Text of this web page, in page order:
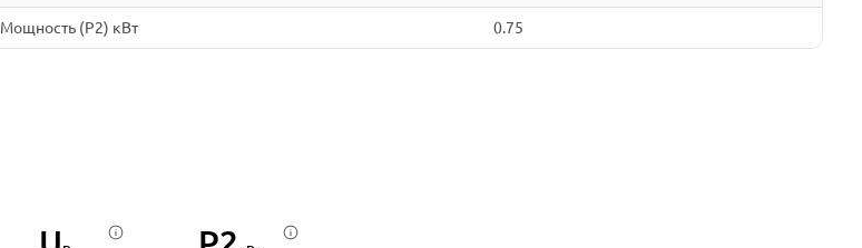
Мощность (P2) кВт 0.75